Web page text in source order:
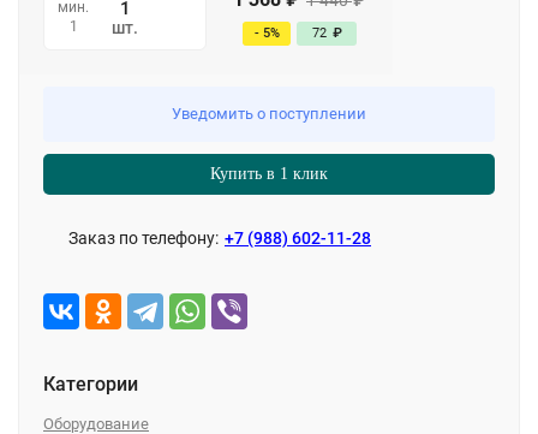
мин.
1
шт. - 5% 72 ₽
Уведомить о поступлении
Купить в 1 клик
Заказ по телефону: +7 (988) 602-11-28
Категории
Оборудование